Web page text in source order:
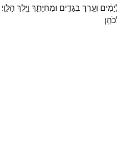
וְעֵ֥רֶךְ בְּגָדִ֖ים וּמִחְיָתֶ֑ךָ וַיֵּ֖לֶךְ הַלֵּוִֽי׃